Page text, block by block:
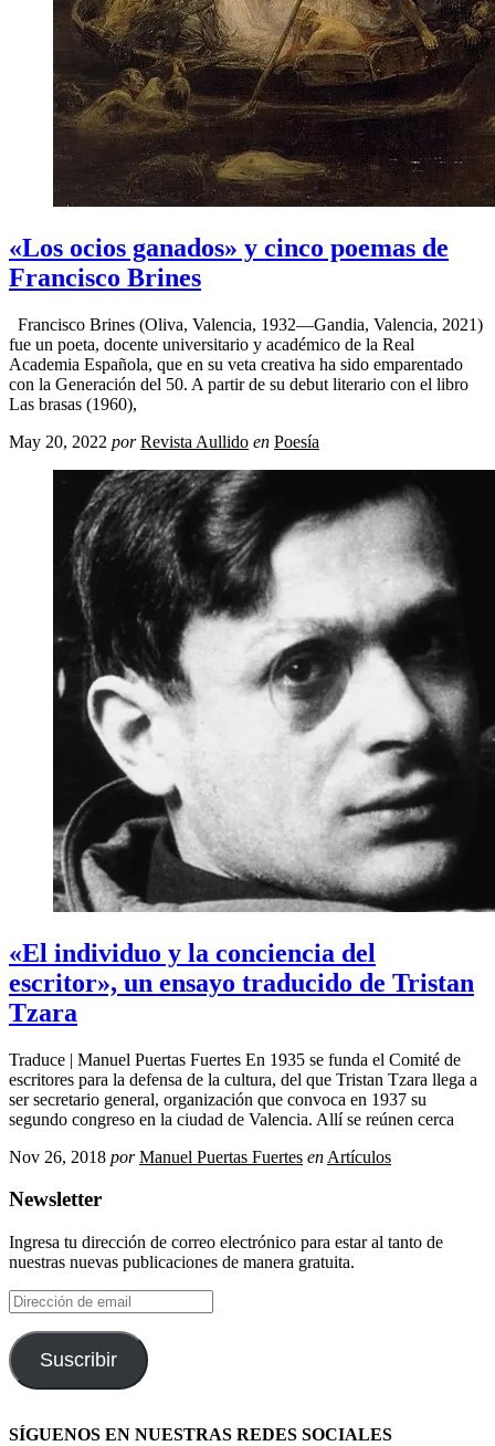
«Los ocios ganados» y cinco poemas de
Francisco Brines
Francisco Brines (Oliva, Valencia, 1932—Gandia, Valencia, 2021)
fue un poeta, docente universitario y académico de la Real
Academia Española, que en su veta creativa ha sido emparentado
con la Generación del 50. A partir de su debut literario con el libro
Las brasas (1960),
May 20, 2022 por Revista Aullido en Poesía
«El individuo y la conciencia del
escritor», un ensayo traducido de Tristan
Tzara
Traduce | Manuel Puertas Fuertes En 1935 se funda el Comité de
escritores para la defensa de la cultura, del que Tristan Tzara llega a
ser secretario general, organización que convoca en 1937 su
segundo congreso en la ciudad de Valencia. Allí se reúnen cerca
Nov 26, 2018 por Manuel Puertas Fuertes en Artículos
Newsletter
Ingresa tu dirección de correo electrónico para estar al tanto de
nuestras nuevas publicaciones de manera gratuita.
Dirección
de
email
Suscribir
SÍGUENOS EN NUESTRAS REDES SOCIALES